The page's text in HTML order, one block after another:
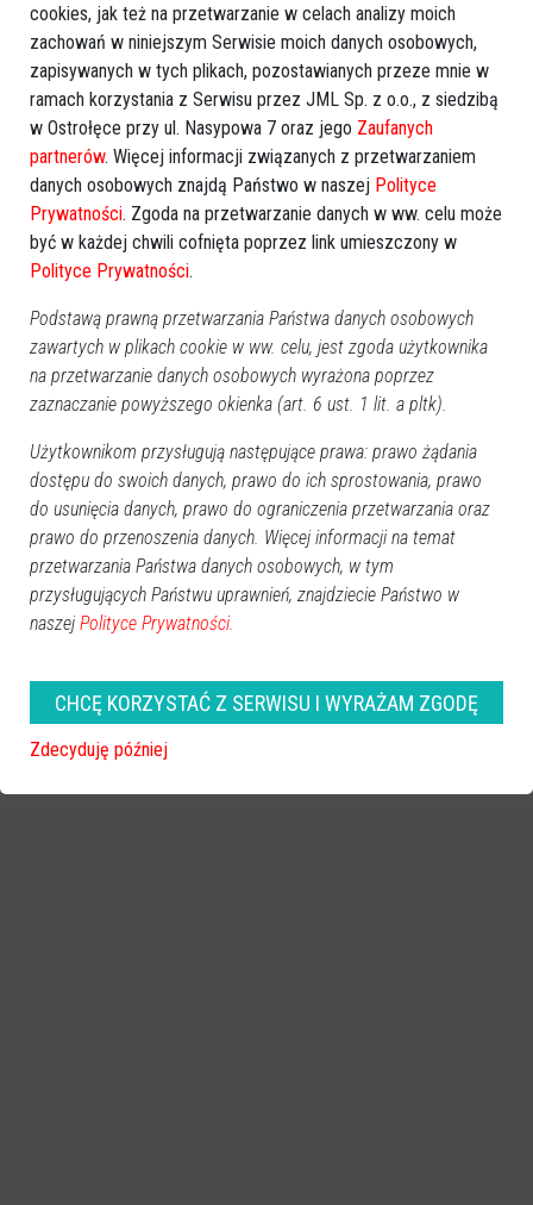
zobacz więcej zdjęć
cookies, jak też na przetwarzanie w celach analizy moich
zachowań w niniejszym Serwisie moich danych osobowych,
zapisywanych w tych plikach, pozostawianych przeze mnie w
ramach korzystania z Serwisu przez JML Sp. z o.o., z siedzibą
w Ostrołęce przy ul. Nasypowa 7 oraz jego Zaufanych
partnerów. Więcej informacji związanych z przetwarzaniem
danych osobowych znajdą Państwo w naszej Polityce
Prywatności. Zgoda na przetwarzanie danych w ww. celu może
być w każdej chwili cofnięta poprzez link umieszczony w
Polityce Prywatności.
Podstawą prawną przetwarzania Państwa danych osobowych
zawartych w plikach cookie w ww. celu, jest zgoda użytkownika
na przetwarzanie danych osobowych wyrażona poprzez
zaznaczanie powyższego okienka (art. 6 ust. 1 lit. a pltk).
Użytkownikom przysługują następujące prawa: prawo żądania
dostępu do swoich danych, prawo do ich sprostowania, prawo
do usunięcia danych, prawo do ograniczenia przetwarzania oraz
prawo do przenoszenia danych. Więcej informacji na temat
przetwarzania Państwa danych osobowych, w tym
przysługujących Państwu uprawnień, znajdziecie Państwo w
naszej Polityce Prywatności.
CHCĘ KORZYSTAĆ Z SERWISU I WYRAŻAM ZGODĘ
Zdecyduję później